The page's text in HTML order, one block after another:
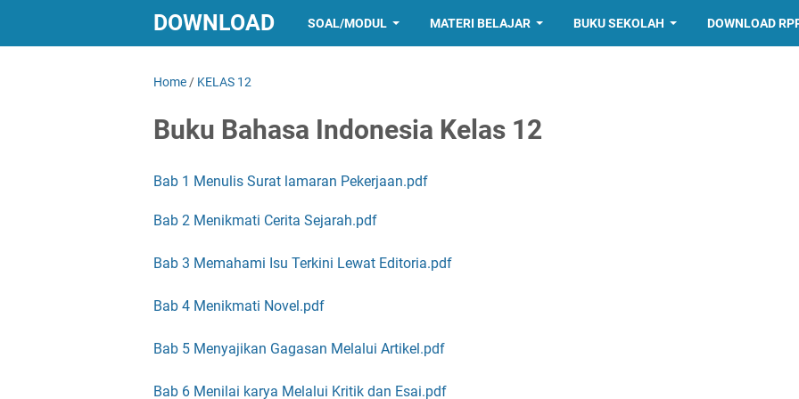
DOWNLOAD SOAL/MODUL MATERI BELAJAR BUKU SEKOLAH DOWNLOAD
Home / KELAS 12
Buku Bahasa Indonesia Kelas 12
Bab 1 Menulis Surat lamaran Pekerjaan.pdf
Bab 2 Menikmati Cerita Sejarah.pdf
Bab 3 Memahami Isu Terkini Lewat Editoria.pdf
Bab 4 Menikmati Novel.pdf
Bab 5 Menyajikan Gagasan Melalui Artikel.pdf
Bab 6 Menilai karya Melalui Kritik dan Esai.pdf